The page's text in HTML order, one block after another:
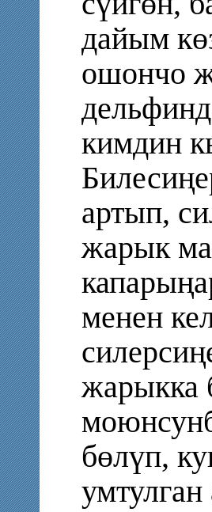
дайым
ошончо
кимдин
артып,
жарык
менен
жарыкка
бөлүп,